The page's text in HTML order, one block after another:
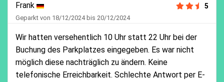
Frank 5
Geparkt von 18/12/2024 bis 20/12/2024
Wir hatten versehentlich 10 Uhr statt 22 Uhr bei der
Buchung des Parkplatzes eingegeben. Es war nicht
möglich diese nachträglich zu ändern. Keine
telefonische Erreichbarkeit. Schlechte Antwort per E-